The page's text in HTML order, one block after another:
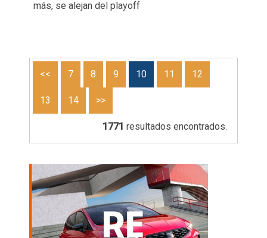
más, se alejan del playoff
<< 7 8 9 10 11 12
13 14 >>
1771 resultados encontrados.